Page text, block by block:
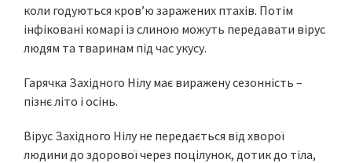
коли годуються кров’ю заражених птахів. Потім
інфіковані комарі із слиною можуть передавати вірус
людям та тваринам під час укусу.
Гарячка Західного Нілу має виражену сезонність –
пізнє літо і осінь.
Вірус Західного Нілу не передається від хворої
людини до здорової через поцілунок, дотик до тіла,